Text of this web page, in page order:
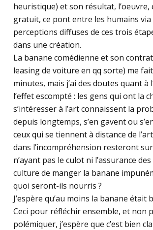
heuristique) et son résultat, l’oeuvre,
gratuit, ce pont entre les humains via
perceptions diffuses de ces trois
dans une création.
La banane comédienne et son contrat
leasing de voiture en qq sorte) me
minutes, mais j’ai des doutes quant à
l’effet escompté : les gens qui ont la
s’intéresser à l’art connaissent la
depuis longtemps, s’en gavent ou
ceux qui se tiennent à distance de
dans l’incompréhension resteront
n’ayant pas le culot ni l’assurance
culture de manger la banane
quoi seront-ils nourris ?
J’espère qu’au moins la banane était
Ceci pour réfléchir ensemble, et non
polémiquer, j’espère que c’est bien